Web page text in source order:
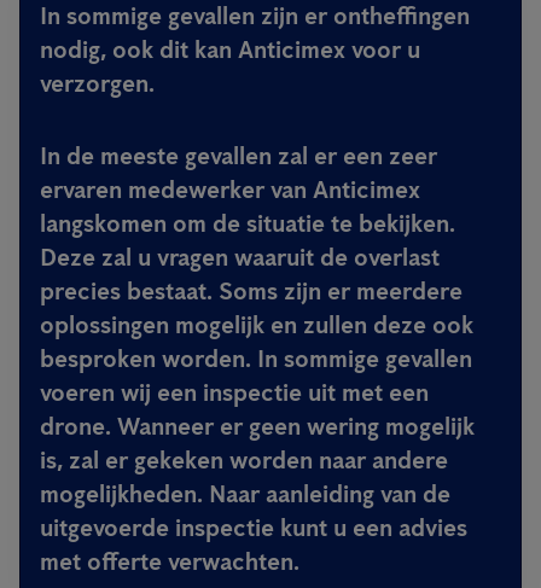
In sommige gevallen zijn er ontheffingen
nodig, ook dit kan Anticimex voor u
verzorgen.
In de meeste gevallen zal er een zeer
ervaren medewerker van Anticimex
langskomen om de situatie te bekijken.
Deze zal u vragen waaruit de overlast
precies bestaat. Soms zijn er meerdere
oplossingen mogelijk en zullen deze ook
besproken worden. In sommige gevallen
voeren wij een inspectie uit met een
drone. Wanneer er geen wering mogelijk
is, zal er gekeken worden naar andere
mogelijkheden. Naar aanleiding van de
uitgevoerde inspectie kunt u een advies
met offerte verwachten.